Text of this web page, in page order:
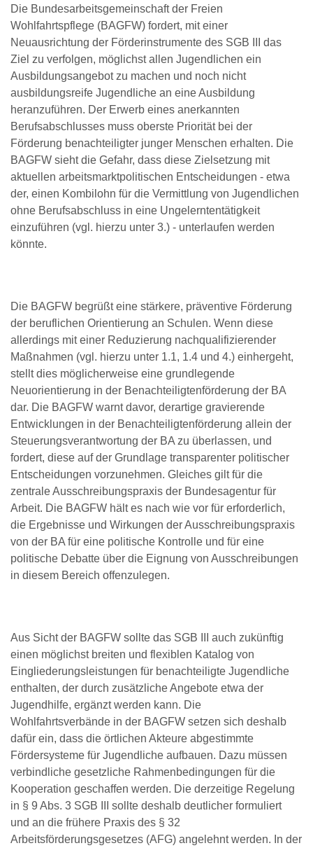
Die Bundesarbeitsgemeinschaft der Freien
Wohlfahrtspflege (BAGFW) fordert, mit einer
Neuausrichtung der Förderinstrumente des SGB III das
Ziel zu verfolgen, möglichst allen Jugendlichen ein
Ausbildungsangebot zu machen und noch nicht
ausbildungsreife Jugendliche an eine Ausbildung
heranzuführen. Der Erwerb eines anerkannten
Berufsabschlusses muss oberste Priorität bei der
Förderung benachteiligter junger Menschen erhalten. Die
BAGFW sieht die Gefahr, dass diese Zielsetzung mit
aktuellen arbeitsmarktpolitischen Entscheidungen - etwa
der, einen Kombilohn für die Vermittlung von Jugendlichen
ohne Berufsabschluss in eine Ungelerntentätigkeit
einzuführen (vgl. hierzu unter 3.) - unterlaufen werden
könnte.
Die BAGFW begrüßt eine stärkere, präventive Förderung
der beruflichen Orientierung an Schulen. Wenn diese
allerdings mit einer Reduzierung nachqualifizierender
Maßnahmen (vgl. hierzu unter 1.1, 1.4 und 4.) einhergeht,
stellt dies möglicherweise eine grundlegende
Neuorientierung in der Benachteiligtenförderung der BA
dar. Die BAGFW warnt davor, derartige gravierende
Entwicklungen in der Benachteiligtenförderung allein der
Steuerungsverantwortung der BA zu überlassen, und
fordert, diese auf der Grundlage transparenter politischer
Entscheidungen vorzunehmen. Gleiches gilt für die
zentrale Ausschreibungspraxis der Bundesagentur für
Arbeit. Die BAGFW hält es nach wie vor für erforderlich,
die Ergebnisse und Wirkungen der Ausschreibungspraxis
von der BA für eine politische Kontrolle und für eine
politische Debatte über die Eignung von Ausschreibungen
in diesem Bereich offenzulegen.
Aus Sicht der BAGFW sollte das SGB III auch zukünftig
einen möglichst breiten und flexiblen Katalog von
Eingliederungsleistungen für benachteiligte Jugendliche
enthalten, der durch zusätzliche Angebote etwa der
Jugendhilfe, ergänzt werden kann. Die
Wohlfahrtsverbände in der BAGFW setzen sich deshalb
dafür ein, dass die örtlichen Akteure abgestimmte
Fördersysteme für Jugendliche aufbauen. Dazu müssen
verbindliche gesetzliche Rahmenbedingungen für die
Kooperation geschaffen werden. Die derzeitige Regelung
in § 9 Abs. 3 SGB III sollte deshalb deutlicher formuliert
und an die frühere Praxis des § 32
Arbeitsförderungsgesetzes (AFG) angelehnt werden. In der